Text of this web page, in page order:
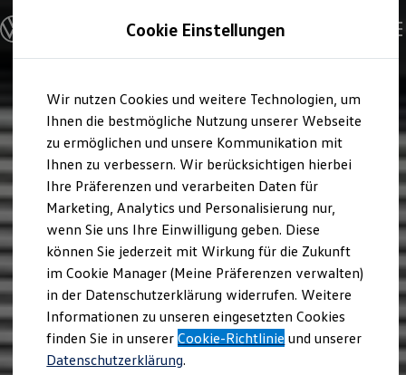
Hauptinhalt
springen
Footer
springen
Modelle und Konfigurator
Konfigurator
Modelle vergleichen
Elektroautos
ENERGY Sondermodelle
Nutzfahrzeuge
SUV und CUV
Familienautos
Kombis
Kompaktwagen
Sportwagen
Schnell verfügbare Fahrzeuge
Angebote und Produkte
Aktuelle Angebote
E-Auto-Förderung
Volkswagen Marktplatz
Die ENERGY Sondermodelle
Junge Gebrauchtwagen und Gebrauchtwagen
Volkswagen Zertifizierte Gebrauchtwagen
Elektromobilität bei Gebrauchtwagen
Cookie Einstellungen
Wir nutzen Cookies und weitere Technologien, um
Ihnen die bestmögliche Nutzung unserer Webseite
zu ermöglichen und unsere Kommunikation mit
Ihnen zu verbessern. Wir berücksichtigen hierbei
Ihre Präferenzen und verarbeiten Daten für
Marketing, Analytics und Personalisierung nur,
wenn Sie uns Ihre Einwilligung geben. Diese
können Sie jederzeit mit Wirkung für die Zukunft
im Cookie Manager (Meine Präferenzen verwalten)
in der Datenschutzerklärung widerrufen. Weitere
Informationen zu unseren eingesetzten Cookies
finden Sie in unsererCookie-Richtlinie und unserer
Datenschutzerklärung.